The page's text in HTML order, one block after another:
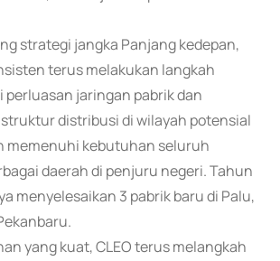
strategi jangka Panjang kedepan,
terus melakukan langkah
perluasan jaringan pabrik dan
distribusi di wilayah potensial
memenuhi kebutuhan seluruh
daerah di penjuru negeri. Tahun
menyelesaikan 3 pabrik baru di Palu,
yang kuat, CLEO terus melangkah